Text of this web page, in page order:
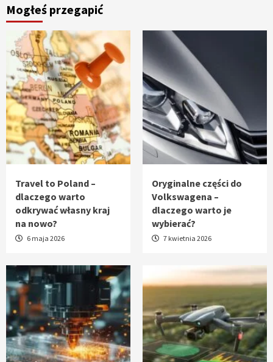
Mogłeś przegapić
Travel to Poland –
dlaczego warto
odkrywać własny kraj
na nowo?
6 maja 2026
Oryginalne części do
Volkswagena –
dlaczego warto je
wybierać?
7 kwietnia 2026